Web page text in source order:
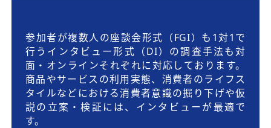
参加者が複数人の座談会形式（FGI）も1対1で
行うインタビュー形式（DI）の調査手法も対
面・オンラインそれぞれに対応しております。
商品やサービスの利用実態、消費者のライフス
タイルなどにおける消費者意識の掘り下げや仮
説の立案・検証には、インタビューが最適で
す。